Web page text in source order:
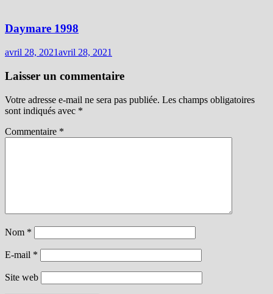
Daymare 1998
avril 28, 2021avril 28, 2021
Laisser un commentaire
Votre adresse e-mail ne sera pas publiée. Les champs obligatoires
sont indiqués avec *
Commentaire *
Nom *
E-mail *
Site web